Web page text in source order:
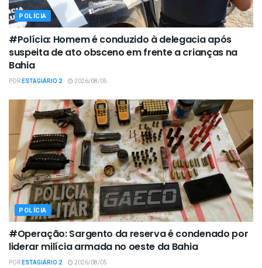
POLÍCIA
#Polícia: Homem é conduzido à delegacia após
suspeita de ato obsceno em frente a crianças na
Bahia
PORESTAGIÁRIO 2 2026/08/05
POLÍCIA
#Operação: Sargento da reserva é condenado por
liderar milícia armada no oeste da Bahia
PORESTAGIÁRIO 2 2026/08/05